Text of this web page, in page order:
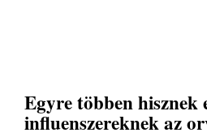
Egyre többen hisznek
influenszereknek az